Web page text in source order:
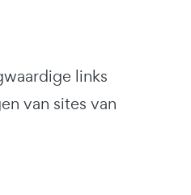
links
van sites van